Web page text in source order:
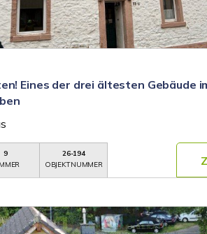
Eines der drei ältesten Gebäude
9
26-194
OBJEKTNUMMER